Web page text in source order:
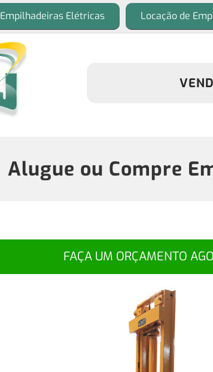
Empilhadeiras Elétricas Locação de
Alugue ou Compre
FAÇA UM ORÇAMENTO